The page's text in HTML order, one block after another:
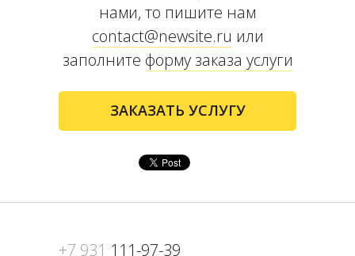
нами, то пишите нам
contact@newsite.ru или
заполните форму заказа услуги
ЗАКАЗАТЬ УСЛУГУ
+7 931 111-97-39